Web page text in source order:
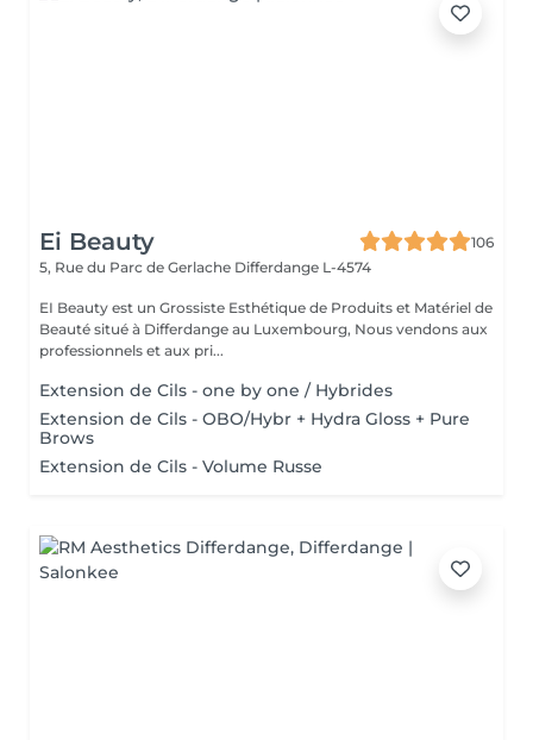
Ei Beauty
106
5, Rue du Parc de Gerlache Differdange L-4574
EI Beauty est un Grossiste Esthétique de Produits et Matériel de
Beauté situé à Differdange au Luxembourg, Nous vendons aux
professionnels et aux pri...
Extension de Cils - one by one / Hybrides
Extension de Cils - OBO/Hybr + Hydra Gloss + Pure
Brows
Extension de Cils - Volume Russe